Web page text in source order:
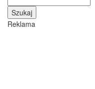
Reklama